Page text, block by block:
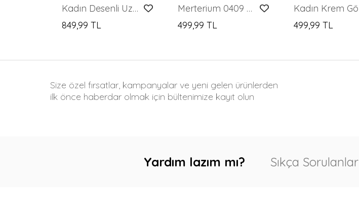
Kadın Desenli Uzun Kol Bluz 983 - Kahverengi
849,99 TL
Merterium 0409 Kare Yaka Örme Bluz - Oranje
499,99 TL
499,99 TL
Size özel fırsatlar, kampanyalar ve yeni gelen ürünlerden
ilk önce haberdar olmak için bültenimize kayıt olun
Yardım lazım mı? Sıkça Sorulanlar